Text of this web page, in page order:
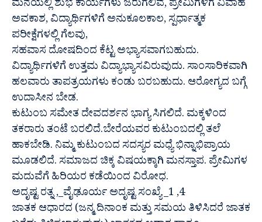
ಮನೆಯಲ್ಲಿ ಶುಭ ಕಾರ್ಯಗಳು ಜರುಗಲಿವೆ, ಪ್ರೇಮಿಗಳಿಗೆ ವಿವಾಹ
ಅವಕಾಶ, ವಿದ್ಯಾರ್ಥಿಗಳಿಗೆ ಅನುಕೂಲಕಾಲ, ಸ್ಪರ್ಧಾತ್ಮಕ
ಪರೀಕ್ಷೆಗಳಲ್ಲಿ ಗೆಲವು,
ಸಹವಾಸ ದೋಷದಿಂದ ಕೆಟ್ಟ ಅಭ್ಯಾಸವಾಗಬಹುದು.
ವಿದ್ಯಾರ್ಥಿಗಳಿಗೆ ಉತ್ತಮ ವಿದ್ಯಾಭ್ಯಾಸವಿರುವುದು. ಸಾಂಸಾರಿಕವಾಗಿ
ಹಲವಾರು ತಾಪತ್ರಯಗಳು ಕಂಡು ಬರಬಹುದು. ಆರೋಗ್ಯದ ಬಗ್ಗೆ
ಉದಾಸೀನ ಬೇಡ.
ಕುಟುಂಬ ಸಮೇತ ದೇವದರ್ಶನ ಭಾಗ್ಯ ಸಿಗಲಿದೆ. ಮಕ್ಕಳಿಂದ
ತಕರಾರು ತಂಟೆ ಬರಲಿದೆ.ಬೇರೆಯವರ ಕುಟುಂಬದಲ್ಲಿ ತಲೆ
ಹಾಕಬೇಡಿ. ನಿಮ್ಮ ಕುಟುಂಬದ ಸದಸ್ಯರ ಮಧ್ಯೆ ಭಿನ್ನಾಭಿಪ್ರಾಯ
ಮೂಡಲಿದೆ. ಸಮಾಜದ ಚಿಕ್ಕ ವಿಷಯಕ್ಕಾಗಿ ಮನಸ್ತಾಪ. ಪ್ರೇಮಿಗಳ
ಮದುವೆಗೆ ಹಿರಿಯರ ಕಡೆಯಿಂದ ವಿರೋಧ.
ಅದೃಷ್ಟ ರತ್ನ ,_ವೈಢೂರ್ಯ ಅದೃಷ್ಟ ಸಂಖ್ಯೆ _1 ,4
ಜಾತಕ ಆಧಾರದ (ಜನ್ಮ ದಿನಾಂಕ ಮತ್ತು ಸಮಯ ತಿಳಿಸಿದರೆ ಜಾತಕ